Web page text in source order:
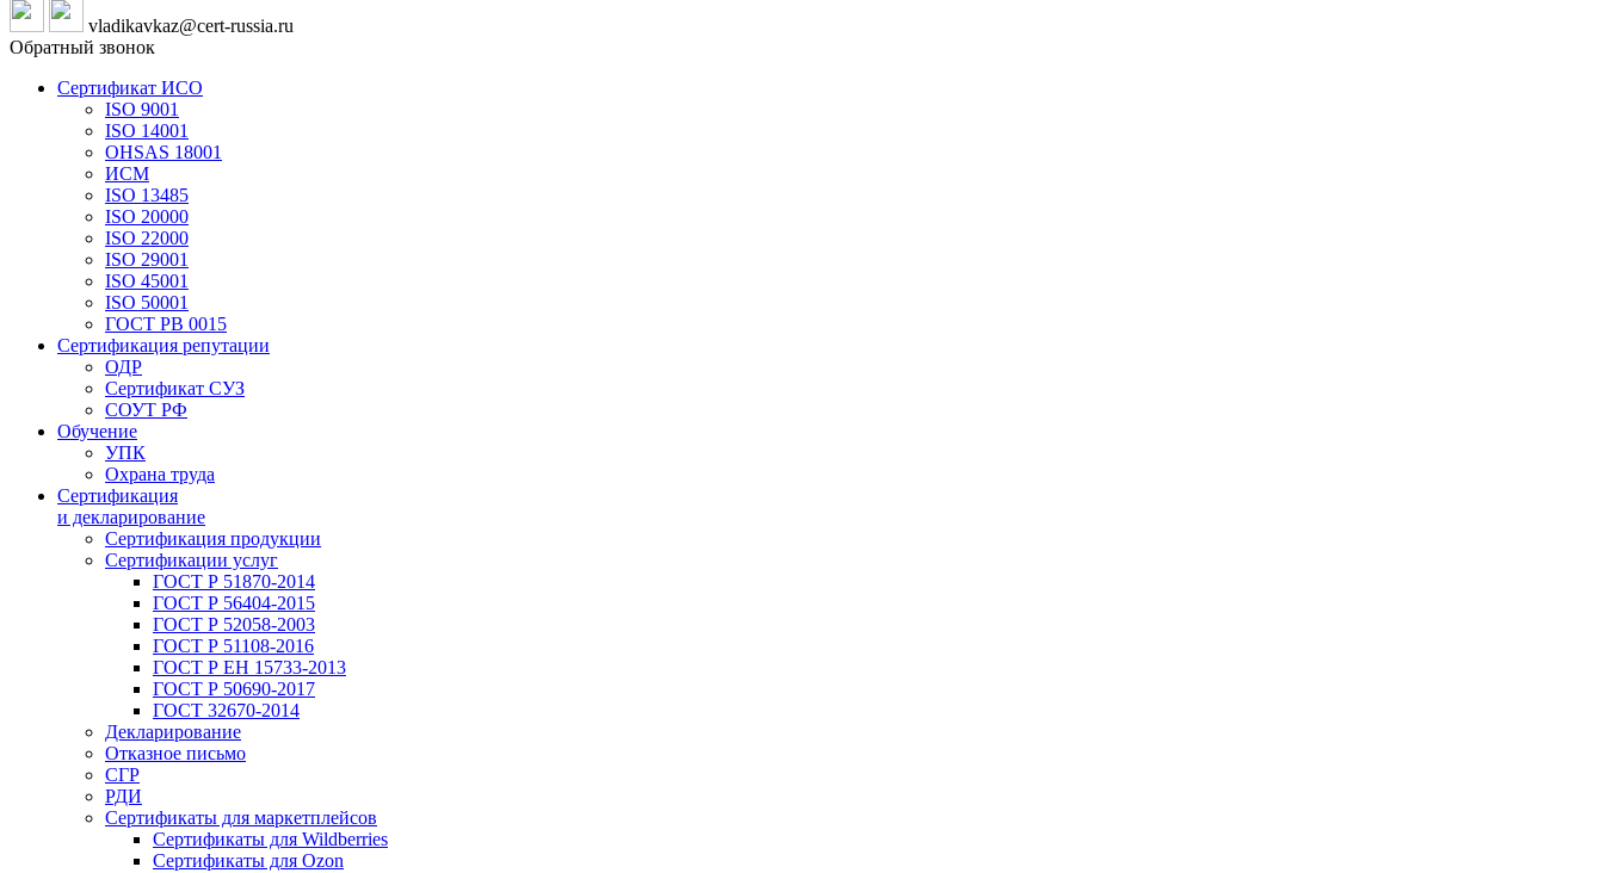
vladikavkaz@cert-russia.ru
Обратный звонок
Сертификат ИСО
ISO 9001
ISO 14001
OHSAS 18001
ИСМ
ISO 13485
ISO 20000
ISO 22000
ISO 29001
ISO 45001
ISO 50001
ГОСТ РВ 0015
Сертификация репутации
ОДР
Сертификат СУЗ
СОУТ РФ
Обучение
УПК
Охрана труда
Сертификация
и декларирование
Сертификация продукции
Сертификации услуг
ГОСТ Р 51870-2014
ГОСТ Р 56404-2015
ГОСТ Р 52058-2003
ГОСТ Р 51108-2016
ГОСТ Р ЕН 15733-2013
ГОСТ Р 50690-2017
ГОСТ 32670-2014
Декларирование
Отказное письмо
СГР
РДИ
Сертификаты для маркетплейсов
Сертификаты для Wildberries
Сертификаты для Ozon